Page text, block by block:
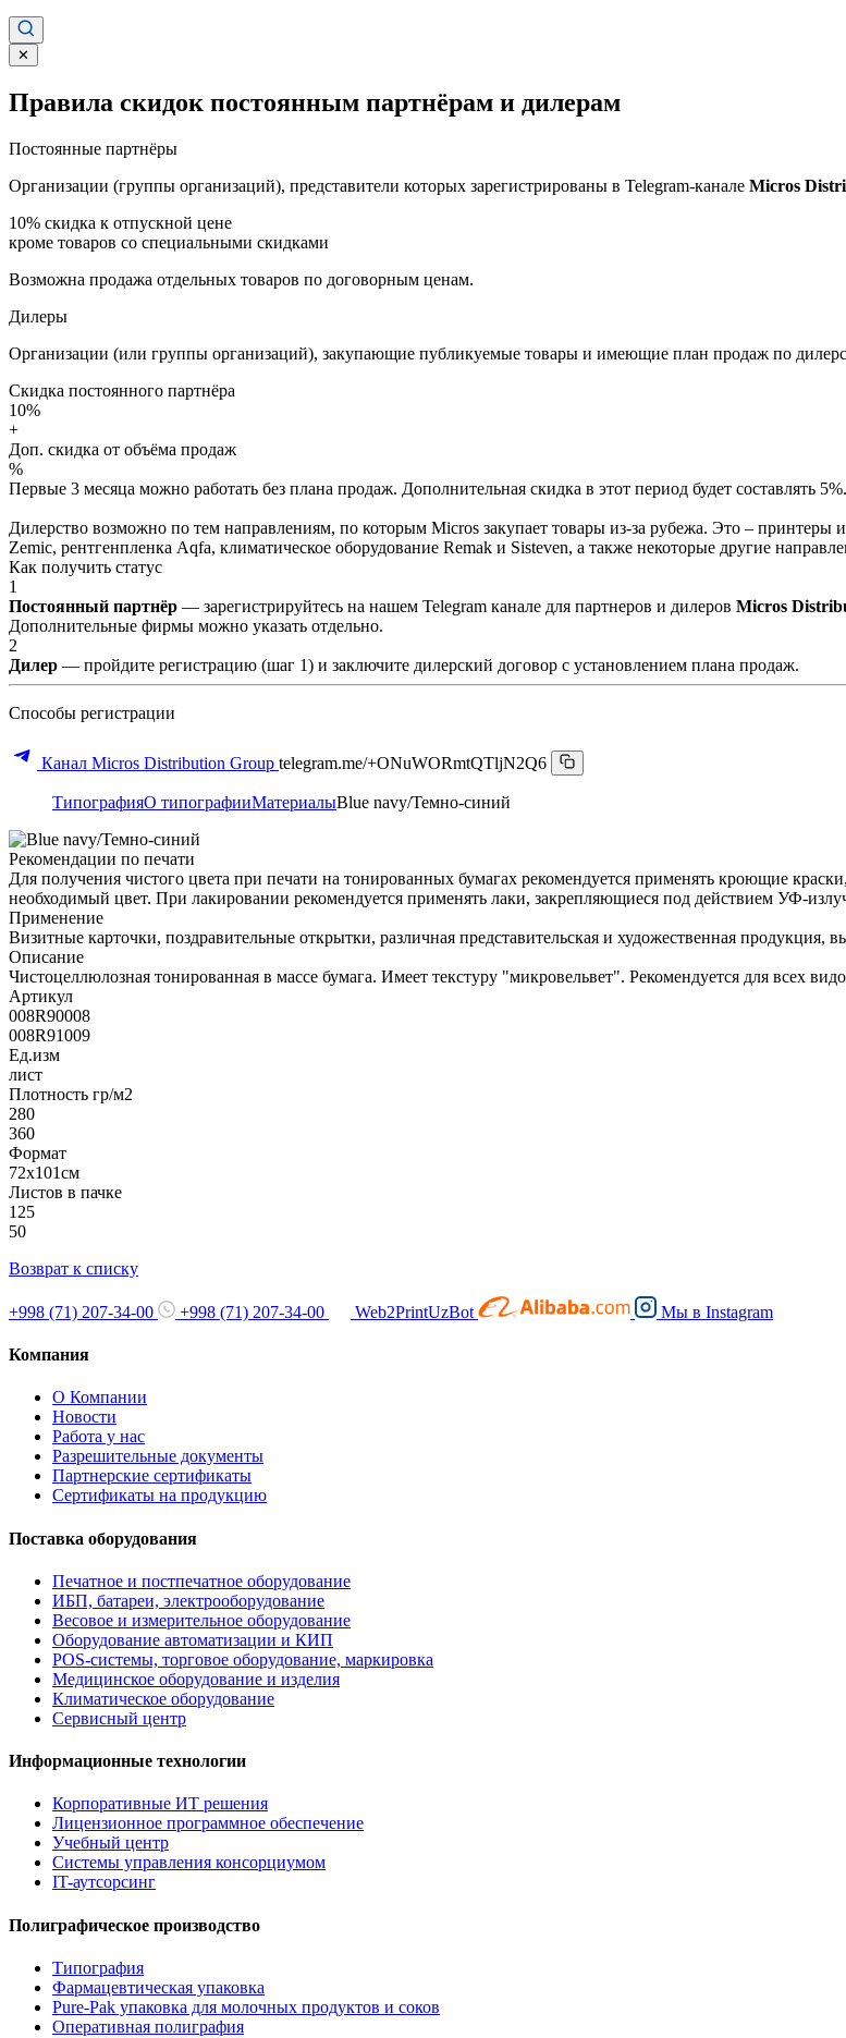
✕
Правила скидок постоянным партнёрам и дилерам
Постоянные партнёры
Организации (группы организаций), представители которых зарегистрированы в Telegram-канале Micros
10% скидка к отпускной цене
кроме товаров со специальными скидками
Возможна продажа отдельных товаров по договорным ценам.
Дилеры
Организации (или группы организаций), закупающие публикуемые товары и имеющие план продаж по
Скидка постоянного партнёра
10%
+
Доп. скидка от объёма продаж
%
Первые 3 месяца можно работать без плана продаж. Дополнительная скидка в этот период будет составлять 5%.
Дилерство возможно по тем направлениям, по которым Micros закупает товары из-за рубежа. Это –
Zemic, рентгенпленка Aqfa, климатическое оборудование Remak и Sisteven, а также некоторые другие
Как получить статус
1
Постоянный партнёр — зарегистрируйтесь на нашем Telegram канале для партнеров и дилеров Micros
Дополнительные фирмы можно указать отдельно.
2
Дилер — пройдите регистрацию (шаг 1) и заключите дилерский договор с установлением плана продаж.
Способы регистрации
Канал Micros Distribution Group telegram.me/+ONuWORmtQTljN2Q6
ТипографияО типографииМатериалыBlue navy/Темно-синий
Рекомендации по печати
Для получения чистого цвета при печати на тонированных бумагах рекомендуется применять кроющие
необходимый цвет. При лакировании рекомендуется применять лаки, закрепляющиеся под действием УФ-
Применение
Визитные карточки, поздравительные открытки, различная представительская и художественная продукция,
Описание
Чистоцеллюлозная тонированная в массе бумага. Имеет текстуру "микровельвет". Рекомендуется для всех
Артикул
008R90008
008R91009
Ед.изм
лист
Плотность гр/м2
280
360
Формат
72х101см
Листов в пачке
125
50
Возврат к списку
+998 (71) 207-34-00 +998 (71) 207-34-00 Web2PrintUzBot Мы в Instagram
Компания
О Компании
Новости
Работа у нас
Разрешительные документы
Партнерские сертификаты
Сертификаты на продукцию
Поставка оборудования
Печатное и постпечатное оборудование
ИБП, батареи, электрооборудование
Весовое и измерительное оборудование
Оборудование автоматизации и КИП
POS-системы, торговое оборудование, маркировка
Медицинское оборудование и изделия
Климатическое оборудование
Сервисный центр
Информационные технологии
Корпоративные ИТ решения
Лицензионное программное обеспечение
Учебный центр
Системы управления консорциумом
IT-аутсорсинг
Полиграфическое производство
Типография
Фармацевтическая упаковка
Pure-Pak упаковка для молочных продуктов и соков
Оперативная полиграфия